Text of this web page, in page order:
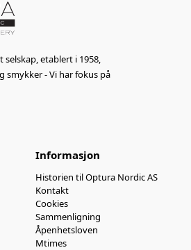
etablert i 1958,
smykker - Vi har fokus på
Informasjon
Historien til Optura Nordic AS
Kontakt
Cookies
Sammenligning
Åpenhetsloven
Mtimes